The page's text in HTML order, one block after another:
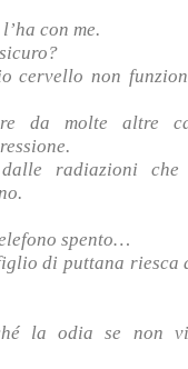
con me.
cervello non
da molte altre
radiazioni
spento…
di puttana riesca
la odia se non vi